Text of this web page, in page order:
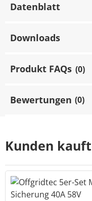
Datenblatt
Downloads
Produkt FAQs (0)
Bewertungen (0)
Kunden